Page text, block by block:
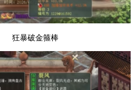
狂暴破金箍棒